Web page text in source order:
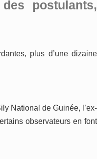
postulants,
plus d’une dizaine
National de Guinée, l’ex-
observateurs en font